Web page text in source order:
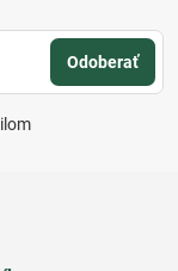
Odoberať